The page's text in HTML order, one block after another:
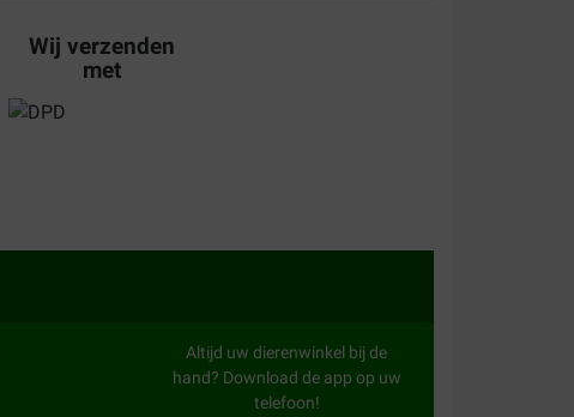
Wij verzenden
met
Altijd uw dierenwinkel bij de
hand? Download de app op uw
telefoon!